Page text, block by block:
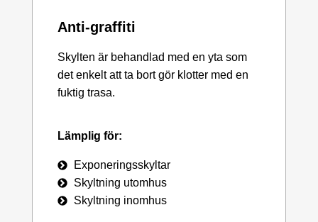
Anti-graffiti
Skylten är behandlad med en yta som
det enkelt att ta bort gör klotter med en
fuktig trasa.
Lämplig för:
Exponeringsskyltar
Skyltning utomhus
Skyltning inomhus